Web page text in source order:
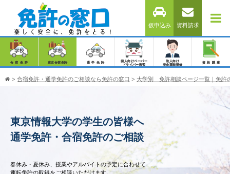
仮申込み 資料請求
合宿免許 東京合宿免許 通学免許
個人向けペーパー
ドライバー教習
法人向け
安全運転研修
資格講座
> 合宿免許・通学免許のご相談なら免許の窓口 > 大学別 免許相談ページ一覧｜免許
東京情報大学の学生の皆様へ
通学免許・合宿免許のご相談
春休み・夏休み、授業やアルバイトの予定に合わせて